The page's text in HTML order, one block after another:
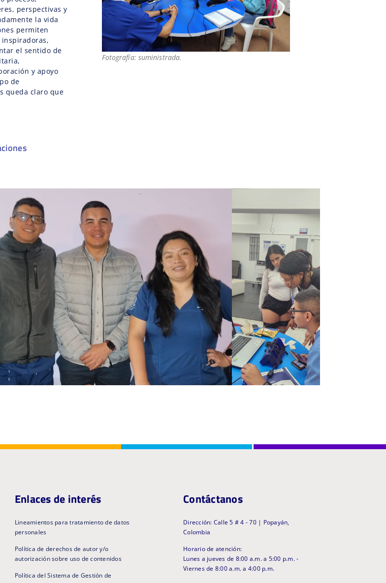
perspectivas y
la vida
permiten
el sentido de
y apoyo
de
queda claro que
Fotografía: suministrada.
Enlaces de interés
Lineamientos para tratamiento de datos
personales
Política de derechos de autor y/o
autorización sobre uso de contenidos
Política del Sistema de Gestión de
Contáctanos
Dirección: Calle 5 # 4 - 70 | Popayán,
Colombia
Horario de atención:
Lunes a jueves de 8:00 a.m. a 5:00 p.m. -
Viernes de 8:00 a.m. a 4:00 p.m.